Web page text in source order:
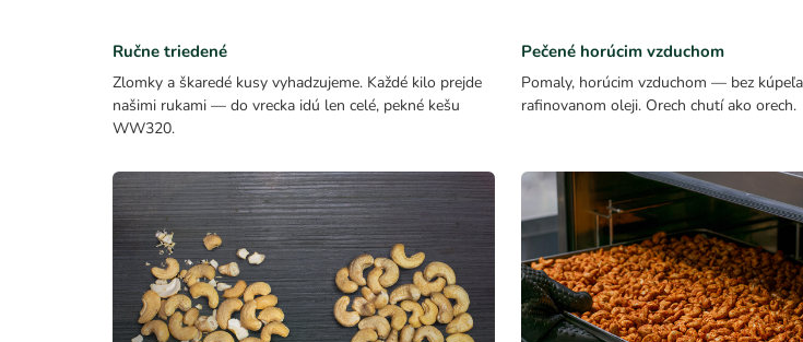
Ručne triedené
Zlomky a škaredé kusy vyhadzujeme. Každé kilo prejde
našimi rukami — do vrecka idú len celé, pekné kešu
WW320.
Pečené horúcim vzduchom
Pomaly, horúcim vzduchom — bez
rafinovanom oleji. Orech chutí ako orech.